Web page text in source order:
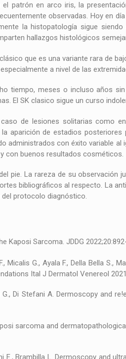
patrón en arco iris, la
observadas. Hoy en
la histopatología sigue
hallazgos histológicos
que es una variante rara de
a nivel de las
tiempo, meses o incluso años
El SK clasico sigue un curso
de lesiones solitarias como
aparición de estadios
con éxito variable al
con buenos resultados cosméticos.
pie. La rareza de su
bibliográficos al respecto. La
protocolo diagnóstico.
Kaposi Sarcoma. JDDG
Micalis G., Ayala F., Della Bella
Ital J Dermatol Venereol
G., Di Stefani A. Dermoscopy and
sarcoma and
E., Brambilla L. Dermoscopy and